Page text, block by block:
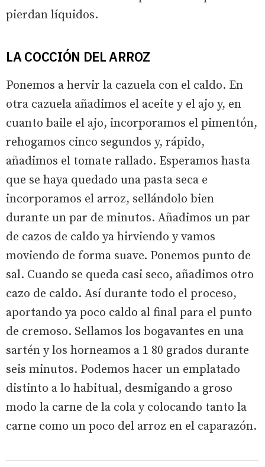
pierdan líquidos.
LA COCCIÓN DEL ARROZ
Ponemos a hervir la cazuela con el caldo. En
otra cazuela añadimos el aceite y el ajo y, en
cuanto baile el ajo, incorporamos el pimentón,
rehogamos cinco segundos y, rápido,
añadimos el tomate rallado. Esperamos hasta
que se haya quedado una pasta seca e
incorporamos el arroz, sellándolo bien
durante un par de minutos. Añadimos un par
de cazos de caldo ya hirviendo y vamos
moviendo de forma suave. Ponemos punto de
sal. Cuando se queda casi seco, añadimos otro
cazo de caldo. Así durante todo el proceso,
aportando ya poco caldo al final para el punto
de cremoso. Sellamos los bogavantes en una
sartén y los horneamos a 1 80 grados durante
seis minutos. Podemos hacer un emplatado
distinto a lo habitual, desmigando a groso
modo la carne de la cola y colocando tanto la
carne como un poco del arroz en el caparazón.